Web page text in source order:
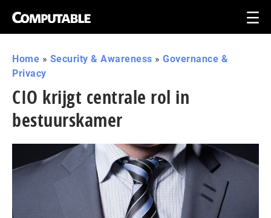
Home » Security & Awareness » Governance &
Privacy
CIO krijgt centrale rol in
bestuurskamer